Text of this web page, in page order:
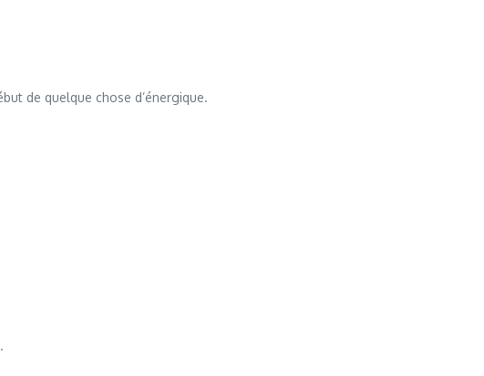
de quelque chose d’énergique.